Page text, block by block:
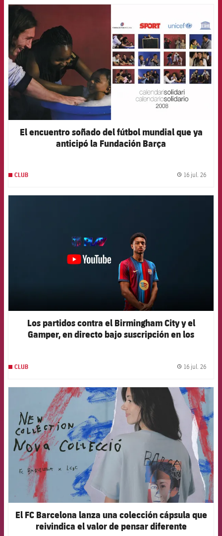
El encuentro soñado del fútbol mundial que ya
anticipó la Fundación Barça
CLUB 16 jul. 26
Los partidos contra el Birmingham City y el
Gamper, en directo bajo suscripción en los
CLUB 16 jul. 26
FCB Barcelona badge
El FC Barcelona lanza una colección cápsula que
reivindica el valor de pensar diferente